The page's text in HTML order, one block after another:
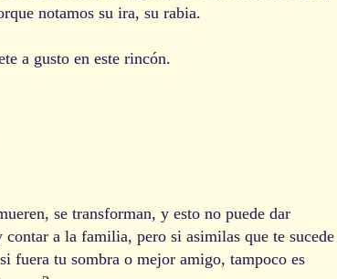
notamos su ira, su rabia.
a gusto en este rincón.
se transforman, y esto no puede dar
a la familia, pero si asimilas que te sucede
fuera tu sombra o mejor amigo, tampoco es